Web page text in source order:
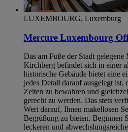
LUXEMBOURG, Luxemburg
Mercure Luxembourg
Das am Fuße der Stadt
Kirchberg befindet sich in einer
historische Gebäude bietet eine
jedes Detail darauf ausgelegt ist,
Zeiten zu bewahren und
gerecht zu werden. Das stets
Wert darauf, Ihnen makellosen
Begrüßung zu bieten. Beginnen
leckeren und